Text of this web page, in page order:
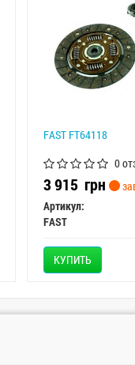
FAST FT64118
0
3 915 грн
Артикул:
FAST
КУПИТЬ